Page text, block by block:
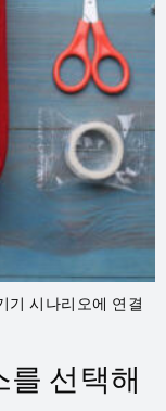
기 시나리오에 연결
선택해